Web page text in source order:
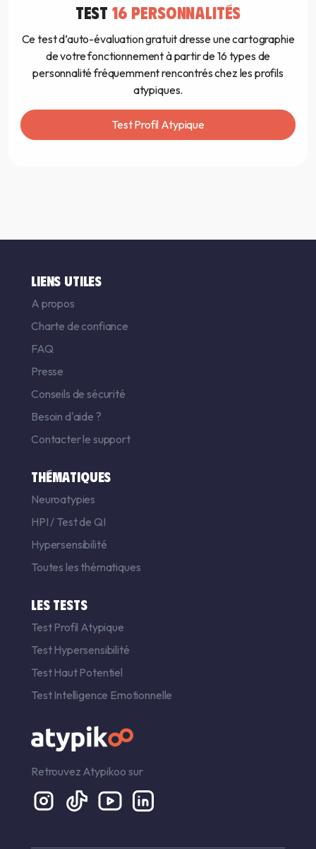
TEST 16 PERSONNALITÉS
Ce test d’auto-évaluation gratuit dresse une cartographie
de votre fonctionnement à partir de 16 types de
personnalité fréquemment rencontrés chez les profils
atypiques.
Test Profil Atypique
LIENS UTILES
A propos
Charte de confiance
FAQ
Presse
Conseils de sécurité
Besoin d'aide ?
Contacter le support
THÉMATIQUES
Neuroatypies
HPI / Test de QI
Hypersensibilité
Toutes les thématiques
LES TESTS
Test Profil Atypique
Test Hypersensibilité
Test Haut Potentiel
Test Intelligence Emotionnelle
Retrouvez Atypikoo sur